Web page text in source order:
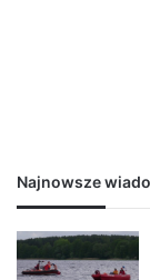
Najnowsze